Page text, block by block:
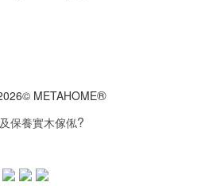
METAHOME®
保養實木傢俬?